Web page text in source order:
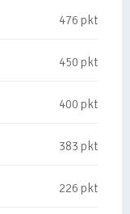
476 pkt
450 pkt
400 pkt
383 pkt
226 pkt